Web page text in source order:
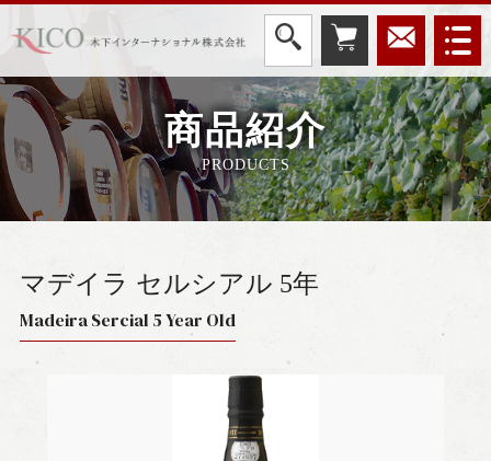
商品紹介
PRODUCTS
マデイラ セルシアル 5年
Madeira Sercial 5 Year Old